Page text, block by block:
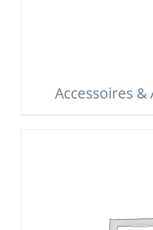
Accessoires